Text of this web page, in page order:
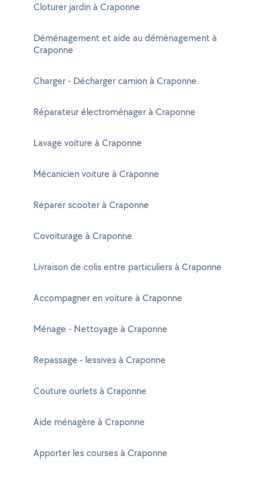
Cloturer jardin à Craponne
Déménagement et aide au déménagement à
Craponne
Charger - Décharger camion à Craponne
Réparateur électroménager à Craponne
Lavage voiture à Craponne
Mécanicien voiture à Craponne
Réparer scooter à Craponne
Covoiturage à Craponne
Livraison de colis entre particuliers à Craponne
Accompagner en voiture à Craponne
Ménage - Nettoyage à Craponne
Repassage - lessives à Craponne
Couture ourlets à Craponne
Aide ménagère à Craponne
Apporter les courses à Craponne